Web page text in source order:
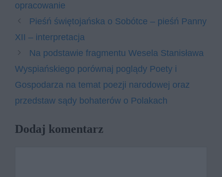
opracowanie
Pieśń świętojańska o Sobótce – pieśń Panny
XII – interpretacja
Na podstawie fragmentu Wesela Stanisława
Wyspiańskiego porównaj poglądy Poety i
Gospodarza na temat poezji narodowej oraz
przedstaw sądy bohaterów o Polakach
Dodaj komentarz